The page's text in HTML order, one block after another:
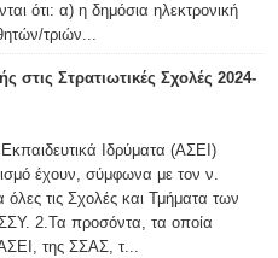
ότι: α) η δημόσια ηλεκτρονική
τριών...
στις Στρατιωτικές Σχολές 2024-
Ιδρύματα (ΑΣΕΙ)
έχουν, σύμφωνα με τον ν.
όλες τις Σχολές και Τμήματα των
2.Τα προσόντα, τα οποία
της ΣΣΑΣ, τ...